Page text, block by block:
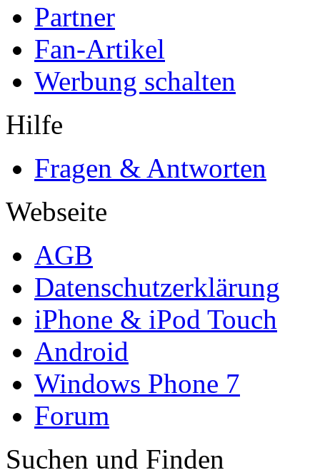
Partner
Fan-Artikel
Werbung schalten
Hilfe
Fragen & Antworten
Webseite
AGB
Datenschutzerklärung
iPhone & iPod Touch
Android
Windows Phone 7
Forum
Suchen und Finden